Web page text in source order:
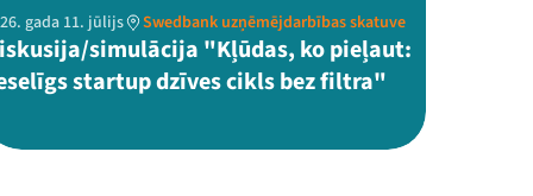
gada 11. jūlijs Swedbank uzņēmējdarbības skatuve
simulācija "Kļūdas, ko pieļaut:
startup dzīves cikls bez filtra"